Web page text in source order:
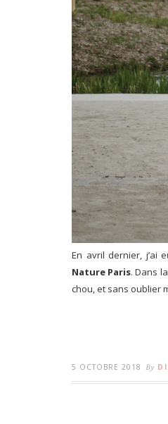
En avril dernier, j’ai
Nature Paris. Dans
chou, et sans oublier
5 OCTOBRE 2018 By